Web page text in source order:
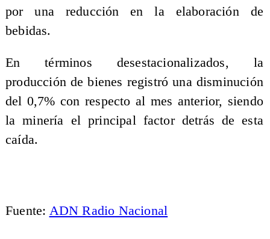
por una reducción en la elaboración de
bebidas.
En términos desestacionalizados, la
producción de bienes registró una disminución
del 0,7% con respecto al mes anterior, siendo
la minería el principal factor detrás de esta
caída.
Fuente: ADN Radio Nacional